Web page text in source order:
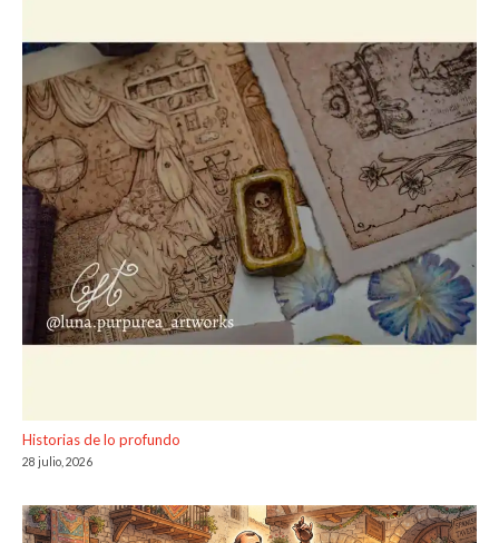
Historias de lo profundo
28 julio, 2026